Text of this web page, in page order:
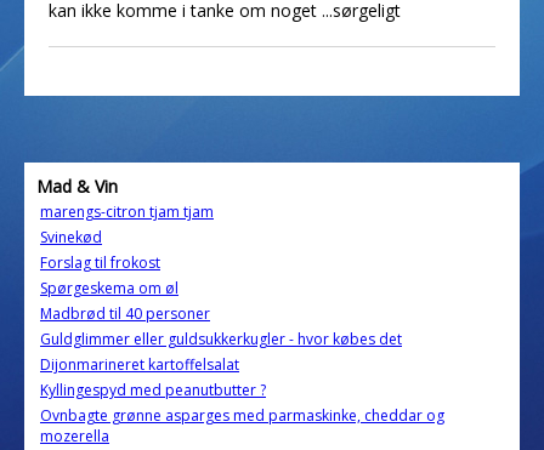
kan ikke komme i tanke om noget ...sørgeligt
Mad & Vin
marengs-citron tjam tjam
Svinekød
Forslag til frokost
Spørgeskema om øl
Madbrød til 40 personer
Guldglimmer eller guldsukkerkugler - hvor købes det
Dijonmarineret kartoffelsalat
Kyllingespyd med peanutbutter ?
Ovnbagte grønne asparges med parmaskinke, cheddar og
mozerella